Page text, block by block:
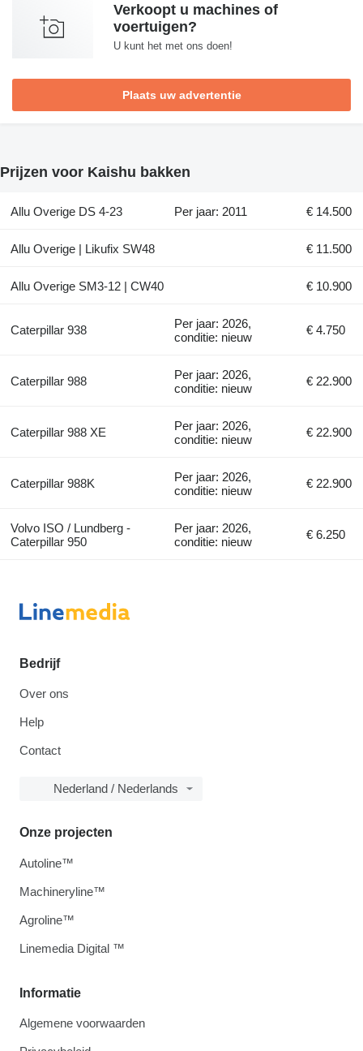
Verkoopt u machines of
voertuigen?
U kunt het met ons doen!
Plaats uw advertentie
Prijzen voor Kaishu bakken
Allu Overige DS 4-23 Per jaar: 2011 € 14.500
Allu Overige | Likufix SW48 € 11.500
Allu Overige SM3-12 | CW40 € 10.900
Caterpillar 938
Per jaar: 2026,
conditie: nieuw
€ 4.750
Caterpillar 988
Per jaar: 2026,
conditie: nieuw
€ 22.900
Caterpillar 988 XE
Per jaar: 2026,
conditie: nieuw
€ 22.900
Caterpillar 988K
Per jaar: 2026,
conditie: nieuw
€ 22.900
Volvo ISO / Lundberg -
Caterpillar 950
Per jaar: 2026,
conditie: nieuw
€ 6.250
Bedrijf
Over ons
Help
Contact
Nederland / Nederlands
Informatie
Algemene voorwaarden
Onze projecten
Autoline™
Machineryline™
Agroline™
Linemedia Digital ™